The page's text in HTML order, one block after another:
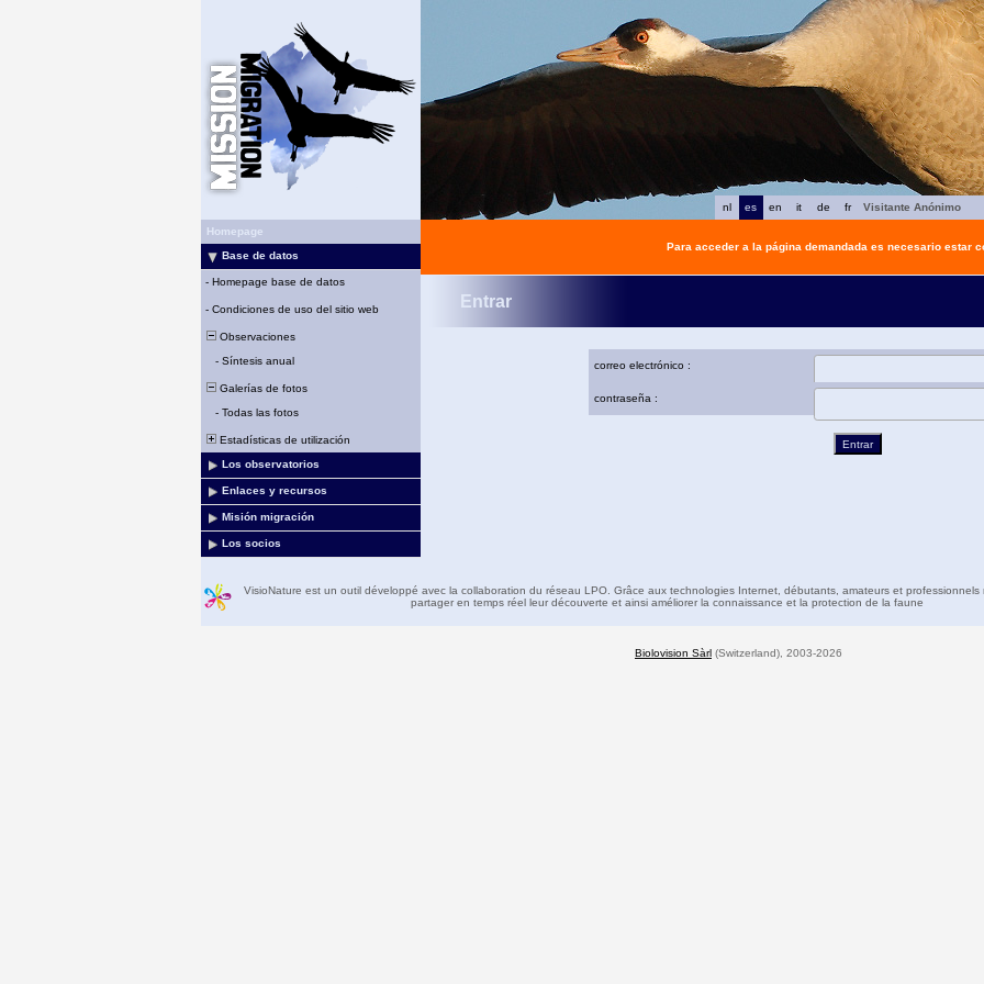
fr
de
it
en
es
nl
Visitante Anónimo
Homepage
Base de datos
- Homepage base de datos
- Condiciones de uso del sitio web
Observaciones
- Síntesis anual
Galerías de fotos
- Todas las fotos
Estadísticas de utilización
Los observatorios
Enlaces y recursos
Misión migración
Los socios
Para acceder a la página demandada es necesario estar
Entrar
correo electrónico :
contraseña :
VisioNature est un outil développé avec la collaboration du réseau LPO. Grâce aux technologies Internet, débutants, amateurs et professionnels
partager en temps réel leur découverte et ainsi améliorer la connaissance et la protection de la faune
Biolovision Sàrl (Switzerland), 2003-2026